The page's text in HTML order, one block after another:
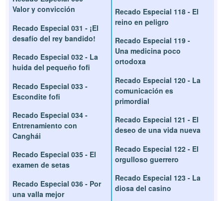
Valor y convicción
Recado Especial 031 - ¡El
desafío del rey bandido!
Recado Especial 032 - La
huida del pequeño fofi
Recado Especial 033 -
Escondite fofi
Recado Especial 034 -
Entrenamiento con
Canghái
Recado Especial 035 - El
examen de setas
Recado Especial 036 - Por
una valla mejor
Recado Especial 118 - El
reino en peligro
Recado Especial 119 -
Una medicina poco
ortodoxa
Recado Especial 120 - La
comunicación es
primordial
Recado Especial 121 - El
deseo de una vida nueva
Recado Especial 122 - El
orgulloso guerrero
Recado Especial 123 - La
diosa del casino